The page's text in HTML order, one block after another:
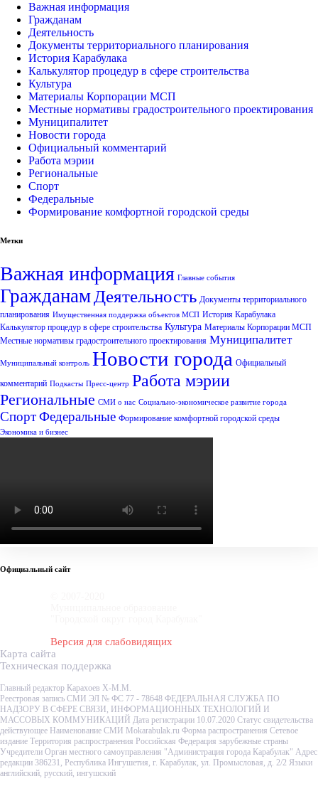
Важная информация
Гражданам
Деятельность
Документы территориального планирования
История Карабулака
Калькулятор процедур в сфере строительства
Культура
Материалы Корпорации МСП
Местные нормативы градостроительного проектирования
Муниципалитет
Новости города
Официальный комментарий
Работа мэрии
Региональные
Спорт
Федеральные
Формирование комфортной городской среды
Метки
Важная информация Главные события
Гражданам Деятельность Документы территориального
планирования Имущественная поддержка объектов МСП История Карабулака
Калькулятор процедур в сфере строительства Культура Материалы Корпорации МСП
Местные нормативы градостроительного проектирования Муниципалитет
Муниципальный контроль Новости города Официальный
комментарий Подкасты Пресс-центр Работа мэрии
Региональные СМИ о нас Социально-экономическое развитие города
СпортФедеральные Формирование комфортной городской среды
Экономика и бизнес
Официальный сайт
Версия для слабовидящих
Карта сайта
Техническая поддержка
Главный редактор Карахоев Х-М.М.
Реестровая запись СМИ ЭЛ № ФС 77 - 78648 ФЕДЕРАЛЬНАЯ СЛУЖБА ПО
НАДЗОРУ В СФЕРЕ СВЯЗИ, ИНФОРМАЦИОННЫХ ТЕХНОЛОГИЙ И
МАССОВЫХ КОММУНИКАЦИЙ Дата регистрации 10.07.2020 Статус свидетельства
действующее Наименование СМИ Mokarabulak.ru Форма распространения Сетевое
издание Территория распространения Российская Федерация зарубежные страны
Учредители Орган местного самоуправления "Администрация города Карабулак" Адрес
редакции 386231, Республика Ингушетия, г. Карабулак, ул. Промысловая, д. 2/2 Языки
английский, русский, ингушский